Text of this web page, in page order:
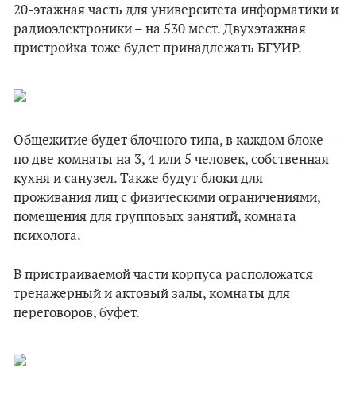
20-этажная часть для университета информатики и
радиоэлектроники – на 530 мест. Двухэтажная
пристройка тоже будет принадлежать БГУИР.
Общежитие будет блочного типа, в каждом блоке –
по две комнаты на 3, 4 или 5 человек, собственная
кухня и санузел. Также будут блоки для
проживания лиц с физическими ограничениями,
помещения для групповых занятий, комната
психолога.
В пристраиваемой части корпуса расположатся
тренажерный и актовый залы, комнаты для
переговоров, буфет.